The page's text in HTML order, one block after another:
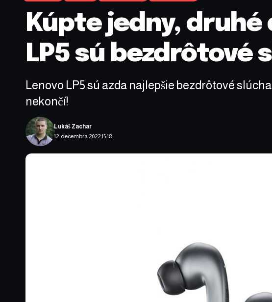
Kúpte jedny,
LP5 sú bezdrôtové
Lenovo LP5 sú azda najlepšie bezdrôtové
nekončí!
12. decembra 2022 15:18
Lukáš Zachar